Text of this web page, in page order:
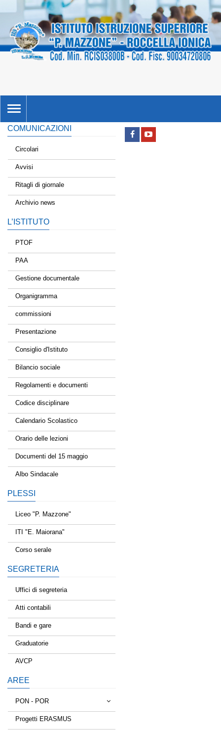
TOGGLE
NAVIGATION
COMUNICAZIONI
Circolari
Avvisi
Ritagli di giornale
Archivio news
L’ISTITUTO
PTOF
PAA
Gestione documentale
Organigramma
commissioni
Presentazione
Consiglio d'Istituto
Bilancio sociale
Regolamenti e documenti
Codice disciplinare
Calendario Scolastico
Orario delle lezioni
Documenti del 15 maggio
Albo Sindacale
PLESSI
Liceo "P. Mazzone"
ITI "E. Maiorana"
Corso serale
SEGRETERIA
Uffici di segreteria
Atti contabili
Bandi e gare
Graduatorie
AVCP
AREE
PON - POR
Tessere la rete
Progetti ERASMUS